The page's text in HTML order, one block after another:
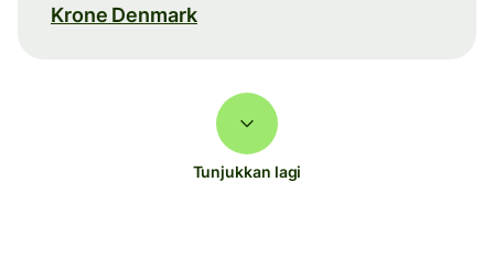
Krone Denmark
Tunjukkan lagi